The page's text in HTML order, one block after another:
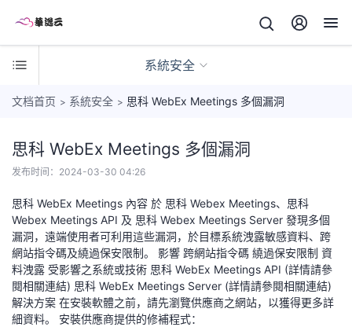
系統安全
使
用
系
統
設
定
系
統
安
全
網
站
文档首页 > 系統安全 > 思科 WebEx Meetings 多個漏洞
思科 WebEx Meetings 多個漏洞
发布时间： 2024-03-30 04:26
思科 WebEx Meetings 內容 於 思科 Webex Meetings、思科
Webex Meetings API 及 思科 Webex Meetings Server 發現多個
漏洞，遠端使用者可利用這些漏洞，於目標系統洩露敏感資料、跨
網站指令碼及繞過保安限制。 影響 跨網站指令碼 繞過保安限制 資
料洩露 受影響之系統或技術 思科 WebEx Meetings API (詳情請參
閱相關連結) 思科 WebEx Meetings Server (詳情請參閱相關連結)
解決方案 在安裝軟體之前，請先瀏覽供應商之網站，以獲得更多詳
細資料。 安裝供應商提供的修補程式：